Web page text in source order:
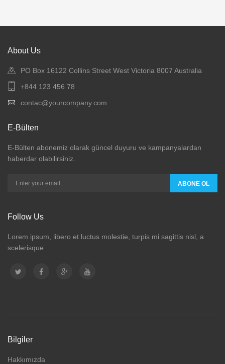
About Us
PO Box 16122 Collins Street West Victoria 8007 Australia
+844 123 456 78
contac@yourcompany.com
E-Bülten
E-Bülten abonemiz olarak güncel duyuru ve kampanyalardan
haberdar olabilirsiniz.
ABONE OL
Follow Us
Lorem ipsum, libero et luctus molestie, turpis mi sagittis nisl, a
scelerisque
Bilgiler
Hakkımızda